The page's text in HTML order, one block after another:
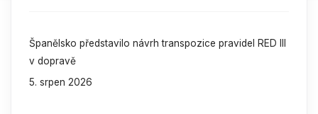
Španělsko představilo návrh transpozice pravidel RED III
v dopravě
5. srpen 2026